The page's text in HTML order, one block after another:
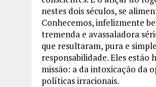
nestes dois séculos, se
Conhecemos, infelizmente
tremenda e avassaladora
que resultaram, pura e
responsabilidade. Eles
missão: a da intoxicação da
políticas irracionais.